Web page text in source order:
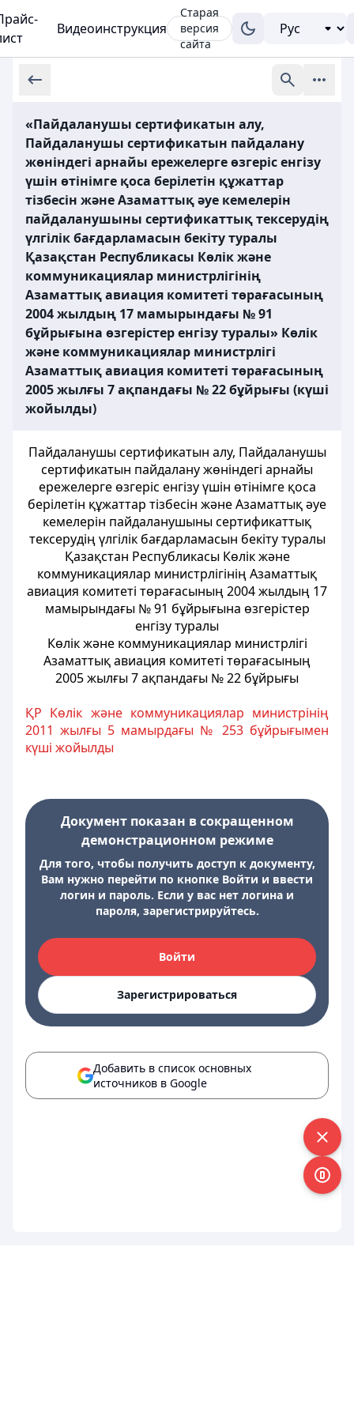
Видеоинструкция
Старая
версия
сайта
«Пайдаланушы сертификатын алу,
Пайдаланушы сертификатын пайдалану
жөніндегі арнайы ережелерге өзгеріс енгізу
үшін өтінімге қоса берілетін құжаттар
тізбесін және Азаматтық әуе кемелерін
пайдаланушыны сертификаттық тексерудің
үлгілік бағдарламасын бекіту туралы
Қазақстан Республикасы Көлік және
коммуникациялар министрлігінің
Азаматтық авиация комитеті төрағасының
2004 жылдың 17 мамырындағы № 91
бұйрығына өзгерістер енгізу туралы» Көлік
және коммуникациялар министрлігі
Азаматтық авиация комитеті төрағасының
2005 жылғы 7 ақпандағы № 22 бұйрығы (күші
жойылды)
Пайдаланушы сертификатын алу, Пайдаланушы
сертификатын пайдалану жөніндегі арнайы
ережелерге өзгеріс енгізу үшін өтінімге қоса
берілетін құжаттар тізбесін және Азаматтық әуе
кемелерін пайдаланушыны сертификаттық
тексерудің үлгілік бағдарламасын бекіту туралы
Қазақстан Республикасы Көлік және
коммуникациялар министрлігінің Азаматтық
авиация комитеті төрағасының 2004 жылдың 17
мамырындағы № 91 бұйрығына өзгерістер
енгізу туралы
Көлік және коммуникациялар министрлігі
Азаматтық авиация комитеті төрағасының
2005 жылғы 7 ақпандағы № 22 бұйрығы
ҚР Көлік және коммуникациялар министрінің
2011 жылғы 5 мамырдағы № 253 бұйрығымен
күші жойылды
Документ показан в сокращенном
демонстрационном режиме
Для того, чтобы получить доступ к документу,
Вам нужно перейти по кнопке Войти и ввести
логин и пароль. Если у вас нет логина и
пароля, зарегистрируйтесь.
Войти
Зарегистрироваться
Добавить в список основных
источников в Google